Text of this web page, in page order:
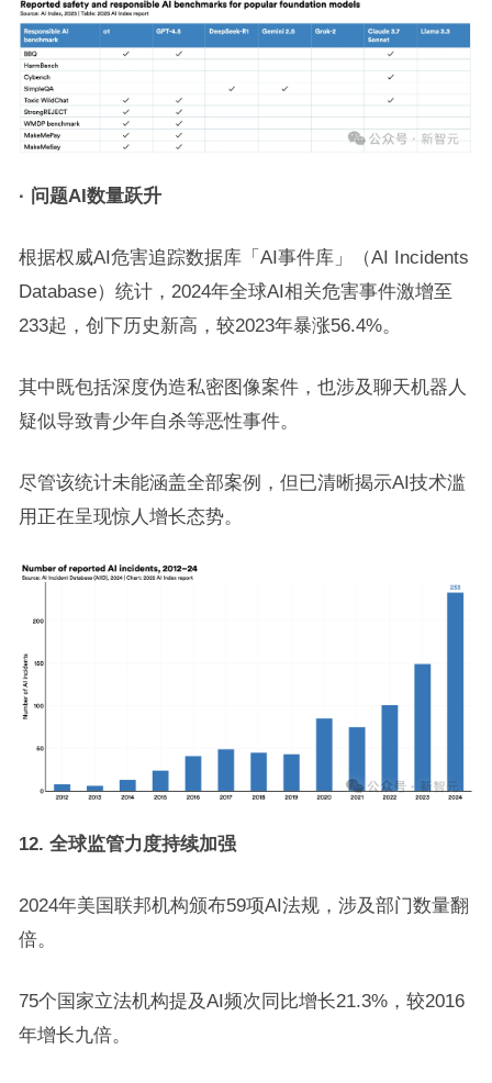
· 问题AI数量跃升
根据权威AI危害追踪数据库「AI事件库」（AI Incidents
Database）统计，2024年全球AI相关危害事件激增至
233起，创下历史新高，较2023年暴涨56.4%。
其中既包括深度伪造私密图像案件，也涉及聊天机器人
疑似导致青少年自杀等恶性事件。
尽管该统计未能涵盖全部案例，但已清晰揭示AI技术滥
用正在呈现惊人增长态势。
12. 全球监管力度持续加强
2024年美国联邦机构颁布59项AI法规，涉及部门数量翻
倍。
75个国家立法机构提及AI频次同比增长21.3%，较2016
年增长九倍。